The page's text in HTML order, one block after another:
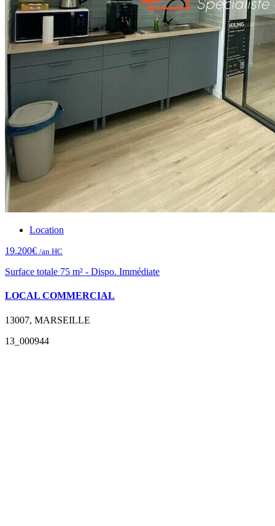
Location
19.200€ /an HC
Surface totale 75 m² - Dispo. Immédiate
LOCAL COMMERCIAL
13007, MARSEILLE
13_000944